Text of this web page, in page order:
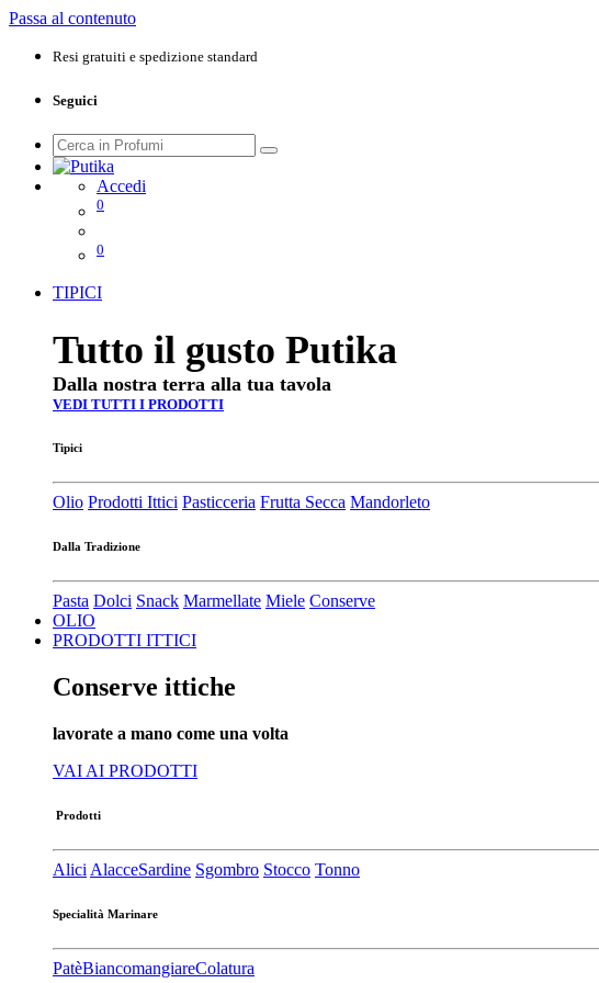
Passa al contenuto
Resi gratuiti e spedizione standard
Seguici
Accedi
0
0
TIPICI
Tutto il gusto Putika
Dalla nostra terra alla tua tavola
VEDI TUTTI I PRODOTTI
Tipici
Olio Prodotti Ittici Pasticceria Frutta Secca Mandorleto
Dalla Tradizione
Pasta Dolci Snack Marmellate Miele Conserve
OLIO
PRODOTTI ITTICI
Conserve ittiche
lavorate a mano come una volta
VAI AI PRODOTTI
Prodotti
Alici AlacceSardine Sgombro Stocco Tonno
Specialità Marinare
Patè​BiancomangiareColatura